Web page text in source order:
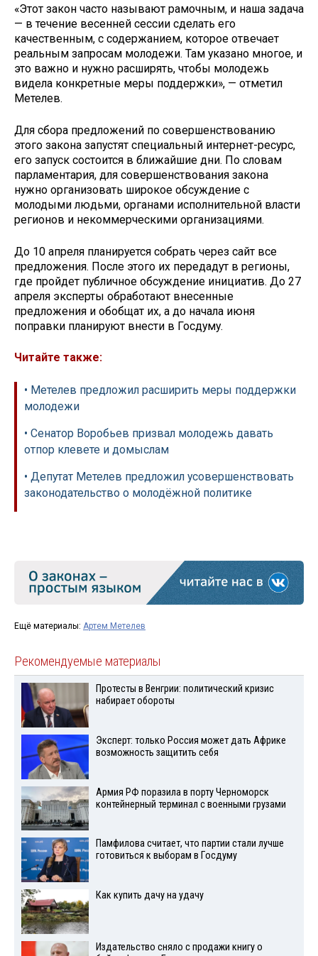
«Этот закон часто называют рамочным, и наша задача
— в течение весенней сессии сделать его
качественным, с содержанием, которое отвечает
реальным запросам молодежи. Там указано многое, и
это важно и нужно расширять, чтобы молодежь
видела конкретные меры поддержки», — отметил
Метелев.
Для сбора предложений по совершенствованию
этого закона запустят специальный интернет-ресурс,
его запуск состоится в ближайшие дни. По словам
парламентария, для совершенствования закона
нужно организовать широкое обсуждение с
молодыми людьми, органами исполнительной власти
регионов и некоммерческими организациями.
До 10 апреля планируется собрать через сайт все
предложения. После этого их передадут в регионы,
где пройдет публичное обсуждение инициатив. До 27
апреля эксперты обработают внесенные
предложения и обобщат их, а до начала июня
поправки планируют внести в Госдуму.
Читайте также:
• Метелев предложил расширить меры поддержки
молодежи
• Сенатор Воробьев призвал молодежь давать
отпор клевете и домыслам
• Депутат Метелев предложил усовершенствовать
законодательство о молодёжной политике
Ещё материалы: Артем Метелев
Рекомендуемые материалы
Протесты в Венгрии: политический кризис
набирает обороты
Эксперт: только Россия может дать Африке
возможность защитить себя
Армия РФ поразила в порту Черноморск
контейнерный терминал с военными грузами
Памфилова считает, что партии стали лучше
готовиться к выборам в Госдуму
Как купить дачу на удачу
Издательство сняло с продажи книгу о